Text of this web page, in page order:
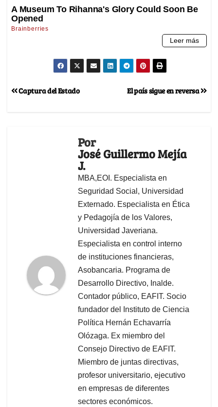
El país sigue en reversa
Captura del Estado
Por
José Guillermo Mejía
J.
MBA,EOI. Especialista en
Seguridad Social, Universidad
Externado. Especialista en Ética
y Pedagojía de los Valores,
Universidad Javeriana.
Especialista en control interno
de instituciones financieras,
Asobancaria. Programa de
Desarrollo Directivo, Inalde.
Contador público, EAFIT. Socio
fundador del Instituto de Ciencia
Política Hernán Echavarría
Olózaga. Ex miembro del
Consejo Directivo de EAFIT.
Miembro de juntas directivas,
profesor universitario, ejecutivo
en empresas de diferentes
sectores económicos.